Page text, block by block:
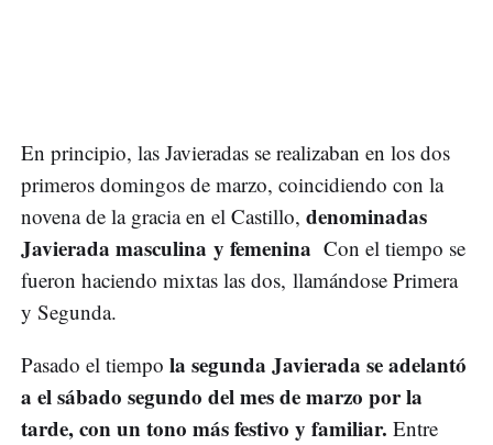
En principio, las Javieradas se realizaban en los dos
primeros domingos de marzo, coincidiendo con la
novena de la gracia en el Castillo, denominadas
Javierada masculina y femenina Con el tiempo se
fueron haciendo mixtas las dos, llamándose Primera
y Segunda.
Pasado el tiempo la segunda Javierada se adelantó
a el sábado segundo del mes de marzo por la
tarde, con un tono más festivo y familiar. Entre